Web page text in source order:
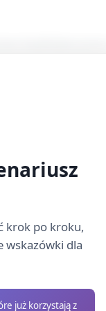
chleba.
owocowym
krok po kroku,
wskazówki dla
już korzystają z